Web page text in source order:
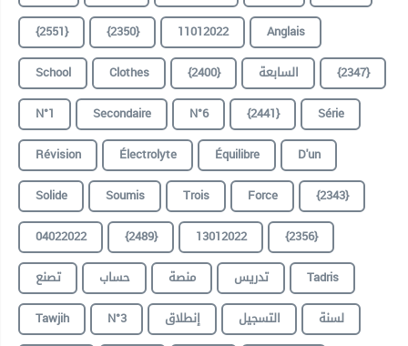
{2551}
{2350} 11012022
Anglais
School
Clothes {2400} السابعة
{2347}
N°1
Secondaire N°6 {2441}
Série
Révision
Électrolyte Équilibre
D'un
Solide
Soumis Trois Force
{2343}
04022022
{2489} 13012022
{2356}
تصنع
حساب منصة تدريس
Tadris
Tawjih
N°3 إنطلاق التسجيل
لسنة